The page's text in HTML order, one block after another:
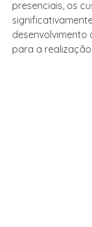
presenciais, os
desenvolvimento
para a